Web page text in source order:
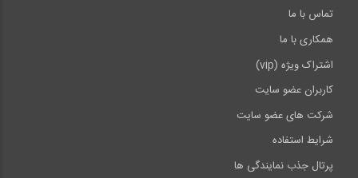
تماس با ما
همکاری با ما
اشتراک ویژه (vip)
کاربران عضو سایت
شرکت های عضو سایت
شرایط استفاده
پرتال جذب نمایندگی ها